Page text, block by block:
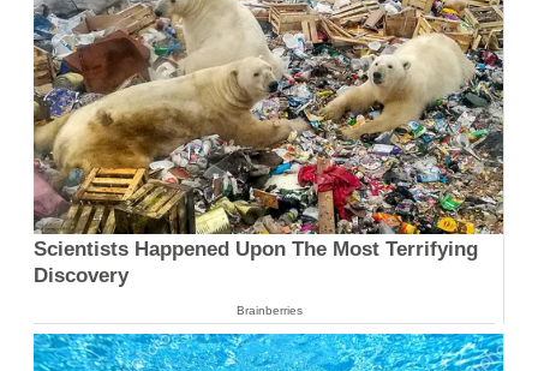
Scientists Happened Upon The Most Terrifying
Discovery
Brainberries